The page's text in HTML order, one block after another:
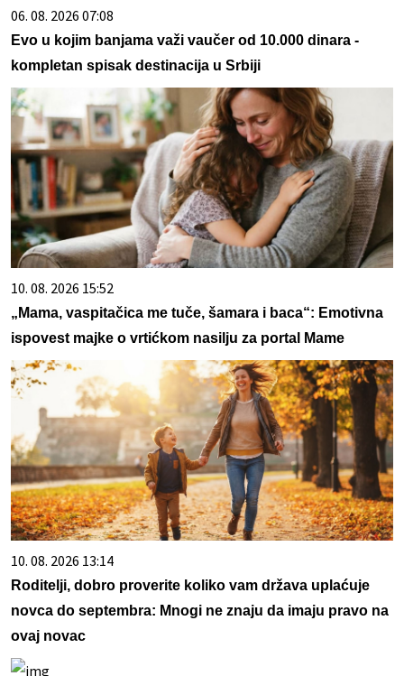
06. 08. 2026 07:08
Evo u kojim banjama važi vaučer od 10.000 dinara -
kompletan spisak destinacija u Srbiji
10. 08. 2026 15:52
„Mama, vaspitačica me tuče, šamara i baca“: Emotivna
ispovest majke o vrtićkom nasilju za portal Mame
10. 08. 2026 13:14
Roditelji, dobro proverite koliko vam država uplaćuje
novca do septembra: Mnogi ne znaju da imaju pravo na
ovaj novac